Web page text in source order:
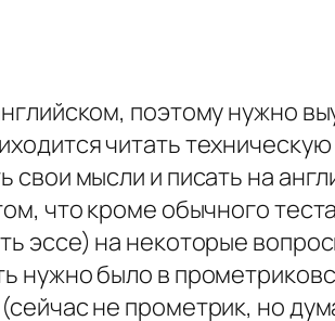
поэтому нужно
читать
свои мысли и писать на
что кроме обычного
эссе) на некоторые
нужно было в
не прометрик, но